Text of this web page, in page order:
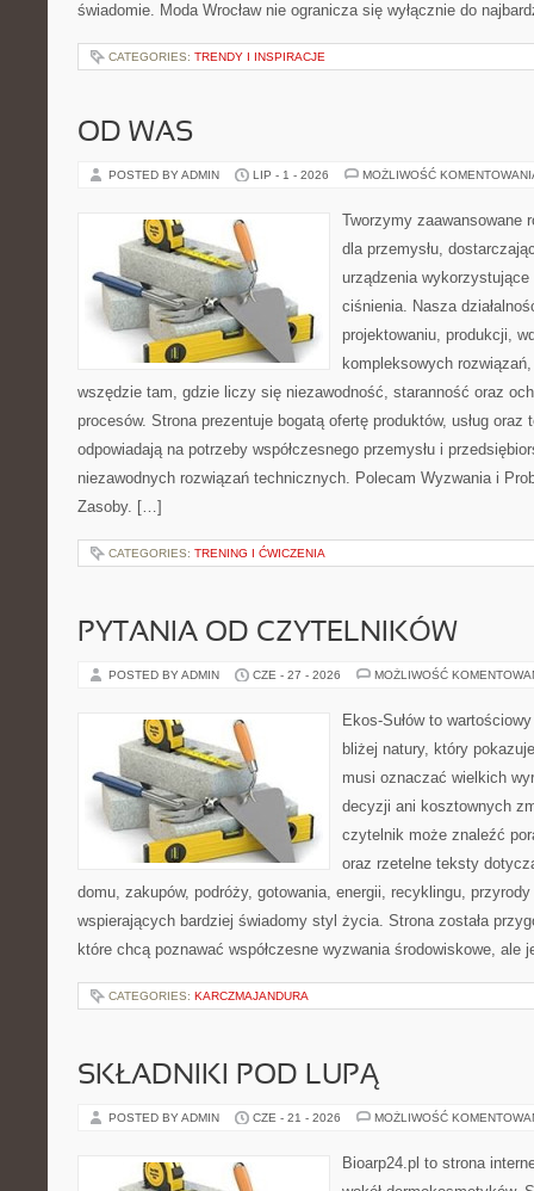
świadomie. Moda Wrocław nie ogranicza się wyłącznie do
CATEGORIES: TRENDY I INSPIRACJE
OD WAS
POSTED BY ADMIN LIP - 1 - 2026 MOŻLIWOŚĆ
Tworzymy zaawansowane
dla przemysłu,
urządzenia
ciśnienia. Nasza
projektowaniu, produkcji,
kompleksowych
wszędzie tam, gdzie liczy się niezawodność, staranność oraz
procesów. Strona prezentuje bogatą ofertę produktów, usług oraz
odpowiadają na potrzeby współczesnego przemysłu i
niezawodnych rozwiązań technicznych. Polecam Wyzwania i
Zasoby. […]
CATEGORIES: TRENING I ĆWICZENIA
PYTANIA OD CZYTELNIKÓW
POSTED BY ADMIN CZE - 27 - 2026 MOŻLIWOŚĆ
Ekos-Sułów to
bliżej natury, który
musi oznaczać wielkich
decyzji ani kosztownych
czytelnik może znaleźć
oraz rzetelne teksty
domu, zakupów, podróży, gotowania, energii, recyklingu,
wspierających bardziej świadomy styl życia. Strona została
które chcą poznawać współczesne wyzwania środowiskowe,
CATEGORIES: KARCZMAJANDURA
SKŁADNIKI POD LUPĄ
POSTED BY ADMIN CZE - 21 - 2026 MOŻLIWOŚĆ
Bioarp24.pl to strona